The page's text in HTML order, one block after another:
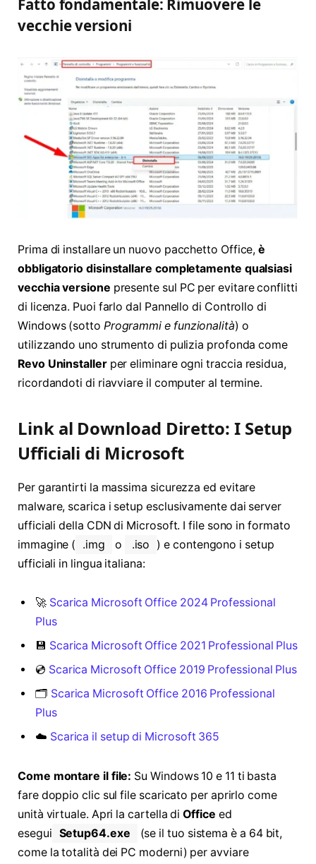
Fatto fondamentale: Rimuovere le
vecchie versioni
Prima di installare un nuovo pacchetto Office,è
obbligatorio disinstallare completamente qualsiasi
vecchia versione presente sul PC per evitare conflitti
di licenza. Puoi farlo dal Pannello di Controllo di
Windows (sotto Programmi e funzionalità) o
utilizzando uno strumento di pulizia profonda come
Revo Uninstallerper eliminare ogni traccia residua,
ricordandoti di riavviare il computer al termine.
Link al Download Diretto: I Setup
Ufficiali di Microsoft
Per garantirti la massima sicurezza ed evitare
malware, scarica i setup esclusivamente dai server
ufficiali della CDN di Microsoft. I file sono in formato
immagine (
.img o .iso
) e contengono i setup
ufficiali in lingua italiana:
🚀 Scarica Microsoft Office 2024 Professional
Plus
💾 Scarica Microsoft Office 2021 Professional Plus
💿 Scarica Microsoft Office 2019 Professional Plus
🗂️ Scarica Microsoft Office 2016 Professional
Plus
☁️ Scarica il setup di Microsoft 365
Come montare il file: Su Windows 10 e 11 ti basta
fare doppio clic sul file scaricato per aprirlo come
unità virtuale. Apri la cartella diOffice ed
esegui Setup64.exe
(se il tuo sistema è a 64 bit,
come la totalità dei PC moderni) per avviare